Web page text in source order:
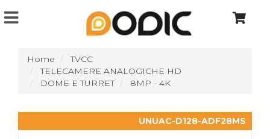
Home
TVCC
TELECAMERE ANALOGICHE HD
DOME E TURRET
8MP - 4K
UNUAC-D128-ADF28MS